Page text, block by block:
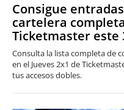
Consigue
cartelera
Ticketmaster este
Consulta la lista completa de
en el Jueves 2x1 de
tus accesos dobles.